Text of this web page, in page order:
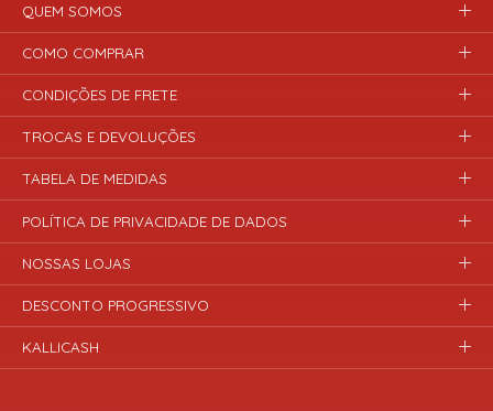
QUEM SOMOS
COMO COMPRAR
CONDIÇÕES DE FRETE
TROCAS E DEVOLUÇÕES
TABELA DE MEDIDAS
POLÍTICA DE PRIVACIDADE DE DADOS
NOSSAS LOJAS
DESCONTO PROGRESSIVO
KALLICASH